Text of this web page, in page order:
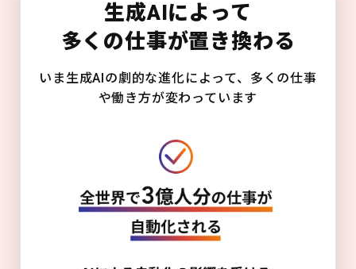
生成AIによって
多くの仕事が置き換わる
いま生成AIの劇的な進化によって、多くの仕事
や働き方が変わっています